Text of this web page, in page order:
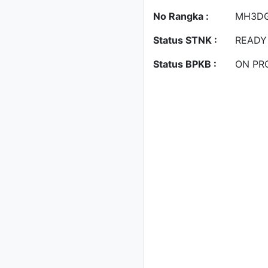
No Rangka :
Status STNK :
READY
Status BPKB :
ON